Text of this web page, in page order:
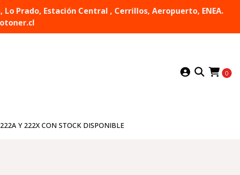
Lo Prado, Estación Central , Cerrillos, Aeropuerto, ENEA.
0
Y 222X CON STOCK DISPONIBLE